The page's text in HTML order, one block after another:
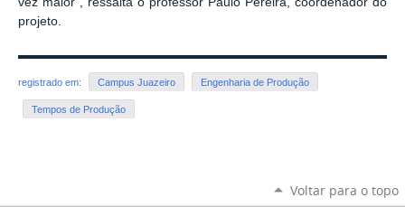
projeto.
registrado em: Campus Juazeiro Engenharia de Produção
Tempos de Produção
Voltar para o topo